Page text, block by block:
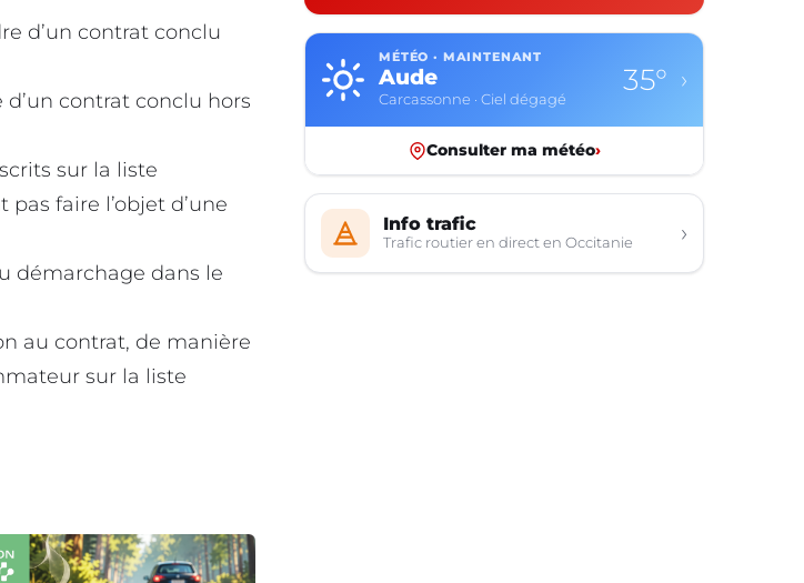
d’un contrat conclu
contrat conclu hors
sur la liste
faire l’objet d’une
démarchage dans le
au contrat, de manière
sur la liste
MÉTÉO · MAINTENANT
Aude
Carcassonne · Ciel dégagé
35° ›
Consulter ma météo›
Info trafic
Trafic routier en direct en Occitanie ›